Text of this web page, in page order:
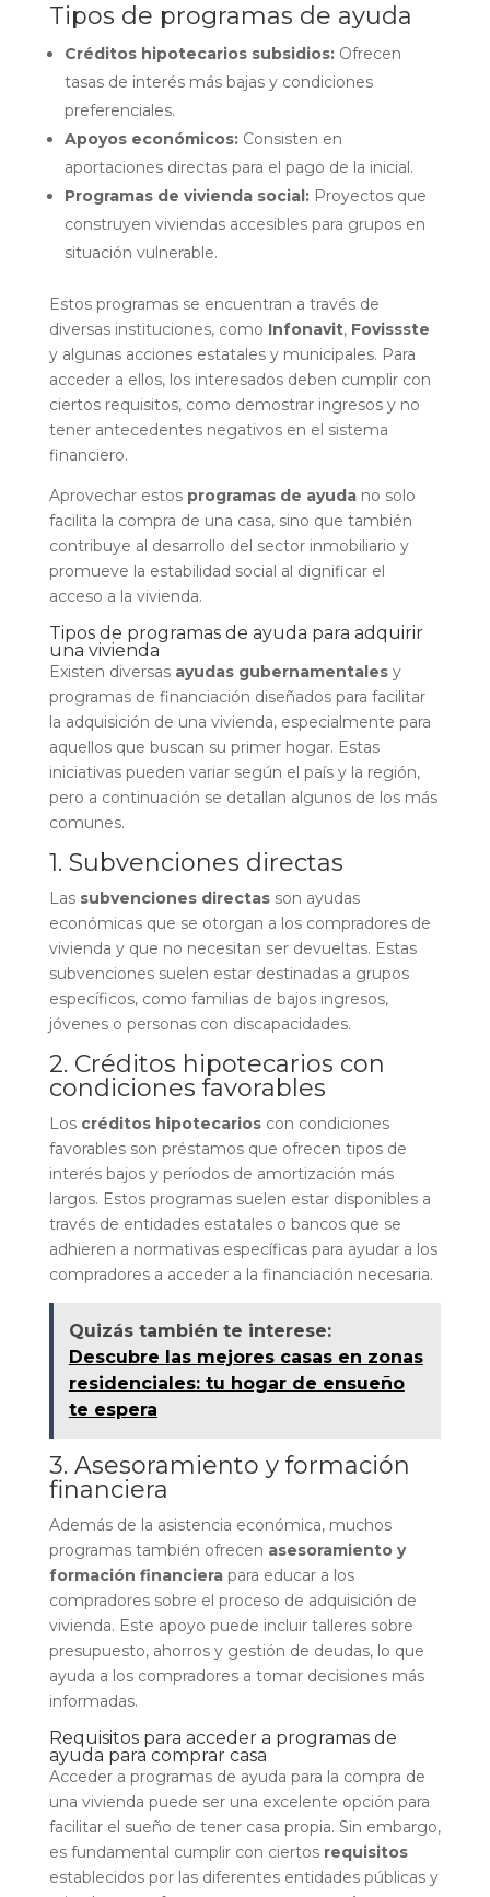
Tipos de programas de ayuda
Créditos hipotecarios subsidios:Ofrecen
tasas de interés más bajas y condiciones
preferenciales.
Apoyos económicos:Consisten en
aportaciones directas para el pago de la inicial.
Programas de vivienda social:Proyectos que
construyen viviendas accesibles para grupos en
situación vulnerable.
Estos programas se encuentran a través de
diversas instituciones, como Infonavit, Fovissste
y algunas acciones estatales y municipales. Para
acceder a ellos, los interesados deben cumplir con
ciertos requisitos, como demostrar ingresos y no
tener antecedentes negativos en el sistema
financiero.
Aprovechar estos programas de ayudano solo
facilita la compra de una casa, sino que también
contribuye al desarrollo del sector inmobiliario y
promueve la estabilidad social al dignificar el
acceso a la vivienda.
Tipos de programas de ayuda para adquirir
una vivienda
Existen diversas ayudas gubernamentalesy
programas de financiación diseñados para facilitar
la adquisición de una vivienda, especialmente para
aquellos que buscan su primer hogar. Estas
iniciativas pueden variar según el país y la región,
pero a continuación se detallan algunos de los más
comunes.
1. Subvenciones directas
Las subvenciones directasson ayudas
económicas que se otorgan a los compradores de
vivienda y que no necesitan ser devueltas. Estas
subvenciones suelen estar destinadas a grupos
específicos, como familias de bajos ingresos,
jóvenes o personas con discapacidades.
2. Créditos hipotecarios con
condiciones favorables
Los créditos hipotecarioscon condiciones
favorables son préstamos que ofrecen tipos de
interés bajos y períodos de amortización más
largos. Estos programas suelen estar disponibles a
través de entidades estatales o bancos que se
adhieren a normativas específicas para ayudar a los
compradores a acceder a la financiación necesaria.
Quizás también te interese:
Descubre las mejores casas en zonas
residenciales: tu hogar de ensueño
te espera
3. Asesoramiento y formación
financiera
Además de la asistencia económica, muchos
programas también ofrecen asesoramiento y
formación financierapara educar a los
compradores sobre el proceso de adquisición de
vivienda. Este apoyo puede incluir talleres sobre
presupuesto, ahorros y gestión de deudas, lo que
ayuda a los compradores a tomar decisiones más
informadas.
Requisitos para acceder a programas de
ayuda para comprar casa
Acceder a programas de ayuda para la compra de
una vivienda puede ser una excelente opción para
facilitar el sueño de tener casa propia. Sin embargo,
es fundamental cumplir con ciertos requisitos
establecidos por las diferentes entidades públicas y